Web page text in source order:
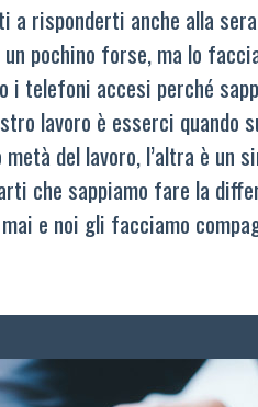
a risponderti anche alla
pochino forse, ma lo
i telefoni accesi perché
lavoro è esserci quando
metà del lavoro, l’altra è un
che sappiamo fare la
e noi gli facciamo